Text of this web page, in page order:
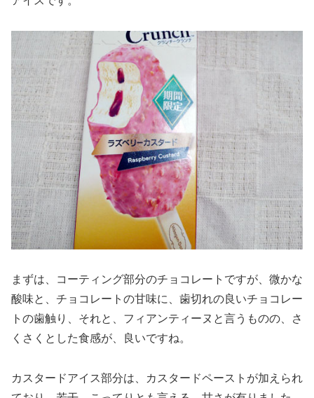
まずは、コーティング部分のチョコレートですが、微かな
酸味と、チョコレートの甘味に、歯切れの良いチョコレー
トの歯触り、それと、フィアンティーヌと言うものの、さ
くさくとした食感が、良いですね。
カスタードアイス部分は、カスタードペーストが加えられ